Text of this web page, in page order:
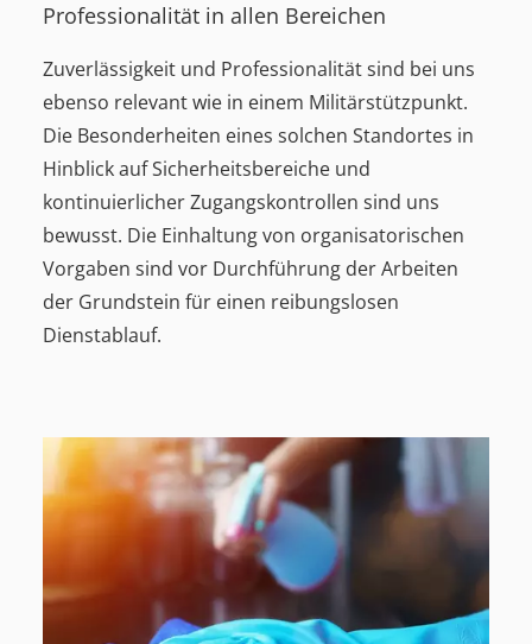
Professionalität in allen Bereichen
Zuverlässigkeit und Professionalität sind bei uns
ebenso relevant wie in einem Militärstützpunkt.
Die Besonderheiten eines solchen Standortes in
Hinblick auf Sicherheitsbereiche und
kontinuierlicher Zugangskontrollen sind uns
bewusst. Die Einhaltung von organisatorischen
Vorgaben sind vor Durchführung der Arbeiten
der Grundstein für einen reibungslosen
Dienstablauf.